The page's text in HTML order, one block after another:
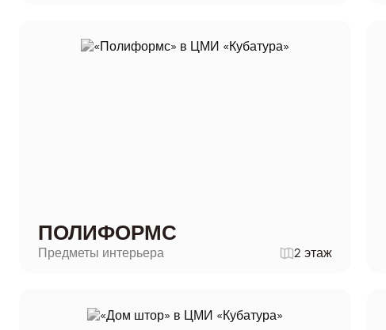
ПОЛИФОРМС
Предметы интерьера 2 этаж